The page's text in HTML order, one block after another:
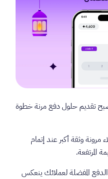
تقديم حلول دفع مرنة خطوة
مرونة وثقة أكبر عند إتمام
المرتفعة.
المفضلة لعملائك ينعكس